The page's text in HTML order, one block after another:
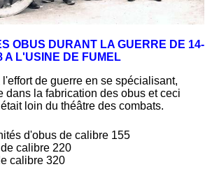
OBUS DURANT LA GUERRE DE 14-
A L'USINE DE FUMEL
de guerre en se spécialisant,
dans la fabrication des obus et ceci
loin du théâtre des combats.
d'obus de calibre 155
calibre 220
calibre 320